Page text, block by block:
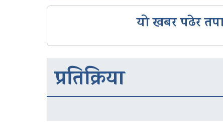
यो खबर पढेर
प्रतिक्रिया